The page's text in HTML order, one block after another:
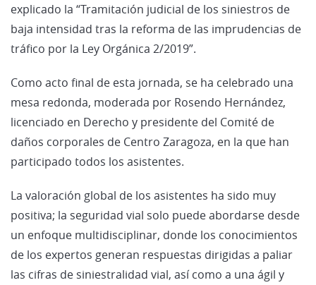
explicado la “Tramitación judicial de los siniestros de
baja intensidad tras la reforma de las imprudencias de
tráfico por la Ley Orgánica 2/2019”.
Como acto final de esta jornada, se ha celebrado una
mesa redonda, moderada por Rosendo Hernández,
licenciado en Derecho y presidente del Comité de
daños corporales de Centro Zaragoza, en la que han
participado todos los asistentes.
La valoración global de los asistentes ha sido muy
positiva; la seguridad vial solo puede abordarse desde
un enfoque multidisciplinar, donde los conocimientos
de los expertos generan respuestas dirigidas a paliar
las cifras de siniestralidad vial, así como a una ágil y